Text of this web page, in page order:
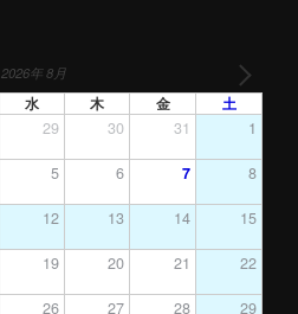
2026年 8月
水 木 金 土
29 30 31 1
5 6 7 8
12 13 14 15
19 20 21 22
26 27 28 29